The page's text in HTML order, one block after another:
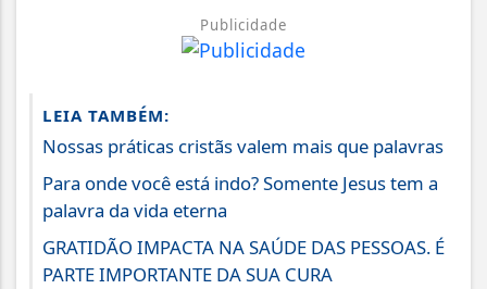
Publicidade
LEIA TAMBÉM:
Nossas práticas cristãs valem mais que palavras
Para onde você está indo? Somente Jesus tem a
palavra da vida eterna
GRATIDÃO IMPACTA NA SAÚDE DAS PESSOAS. É
PARTE IMPORTANTE DA SUA CURA